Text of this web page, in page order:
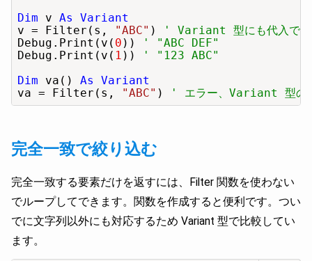
Dim v As Variant
v = Filter(s,
"ABC" )
' Variant 型にも代入でき
Debug.Print(v( 0 ))
' "ABC DEF"
Debug.Print(v( 1 ))
' "123 ABC"
Dim va() As Variant
va = Filter(s,
"ABC" ) ' エラー、Variant 型の動
完全一致で絞り込む
完全一致する要素だけを返すには、Filter 関数を使わない
でループしてできます。関数を作成すると便利です。つい
でに文字列以外にも対応するため Variant 型で比較してい
ます。